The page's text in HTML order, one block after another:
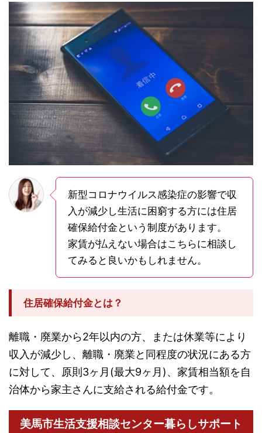
新型コロナウイルス感染症の影響で収
入が減少し生活に困窮する方には住居
確保給付金という制度があります。
家賃が払えない場合はこちらに相談し
てみると良いかもしれません。
住居確保給付金とは？
離職・廃業から2年以内の方、または休業等により
収入が減少し、離職・廃業と同程度の状況にある方
に対して、原則3ヶ月(最大9ヶ月)、家賃相当額を自
治体から家主さんに支給される給付金です。
美馬市生活支援相談センター暮らしサポート